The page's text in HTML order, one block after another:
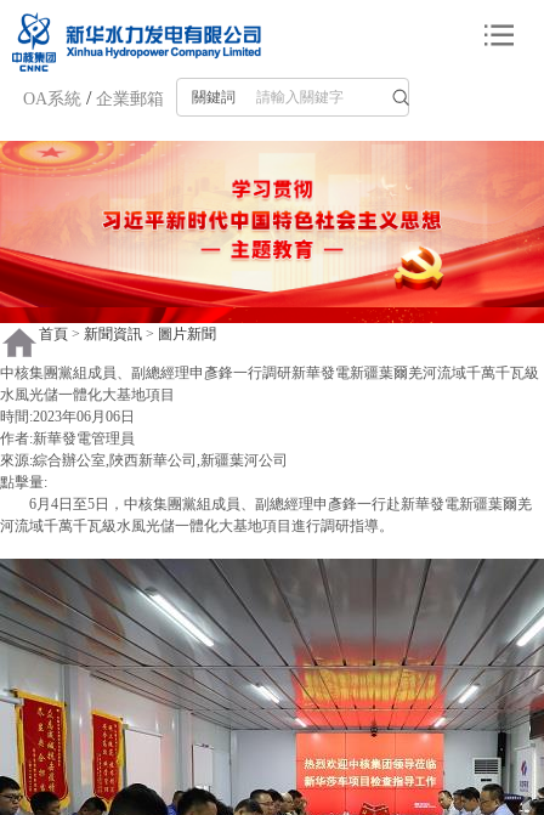
OA系統 /企業郵箱 關鍵詞
首頁 > 新聞資訊 > 圖片新聞
中核集團黨組成員、副總經理申彥鋒一行調研新華發電新疆葉爾羌河流域千萬千瓦級
水風光儲一體化大基地項目
時間:2023年06月06日
作者:新華發電管理員
來源:綜合辦公室,陜西新華公司,新疆葉河公司
點擊量:
6月4日至5日，中核集團黨組成員、副總經理申彥鋒一行赴新華發電新疆葉爾羌
河流域千萬千瓦級水風光儲一體化大基地項目進行調研指導。